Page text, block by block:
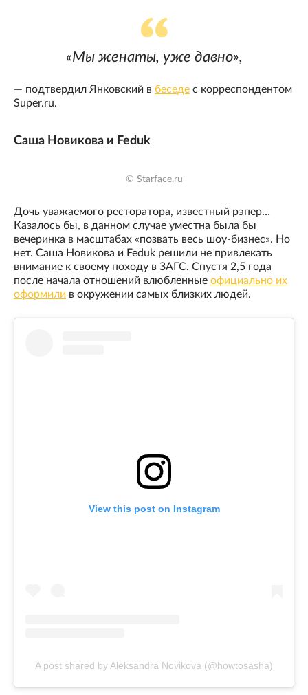
«Мы женаты, уже давно»,
— подтвердил Янковский в беседе с корреспондентом
Super.ru.
Саша Новикова и Feduk
© Starface.ru
Дочь уважаемого ресторатора, известный рэпер…
Казалось бы, в данном случае уместна была бы
вечеринка в масштабах «позвать весь шоу-бизнес». Но
нет. Саша Новикова и Feduk решили не привлекать
внимание к своему походу в ЗАГС. Спустя 2,5 года
после начала отношений влюбленные официально их
оформили в окружении самых близких людей.
View this post on Instagram
A post shared by Aleksandra Novikova (@howtosasha)